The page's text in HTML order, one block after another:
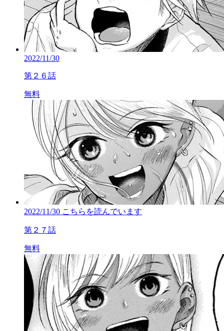
2022/11/30
第２６話
無料
2022/11/30 こちらを読んでいます
第２７話
無料